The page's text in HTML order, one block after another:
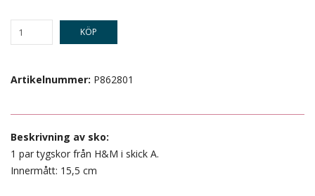
KÖP
Artikelnummer: P862801
Beskrivning av sko:
1 par tygskor från H&M i skick A.
Innermått: 15,5 cm